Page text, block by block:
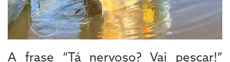
A frase “Tá nervoso? Vai pescar!”